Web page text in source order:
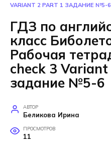
VARIANT 2 PART 1 ЗАДАНИЕ №5-6
ГДЗ по
класс
Рабочая
check 3
задание №5-6
АВТОР
Беликова Ирина
ПРОСМОТРОВ
11